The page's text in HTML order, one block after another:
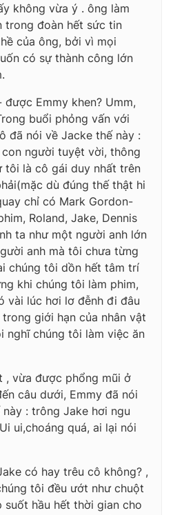
không vừa ý . ông làm
trong đoàn hết sức tin
của ông, bởi vì mọi
có sự thành công lớn
được Emmy khen? Umm,
buổi phỏng vấn với
đã nói về Jacke thế này :
người tuyệt vời, thông
tôi là cô gái duy nhất trên
dù đúng thế thật hi
chỉ có Mark Gordon-
Roland, Jake, Dennis
ta như một người anh lớn
anh mà tôi chưa từng
chúng tôi dồn hết tâm trí
khi chúng tôi làm phim,
vài lúc hơi lơ đễnh đi đâu
giới hạn của nhân vật
nghĩ chúng tôi làm việc ăn
, vừa được phổng mũi ở
câu dưới, Emmy đã nói
: trông Jake hơi ngu
ui,choáng quá, ai lại nói
có hay trêu cô không? ,
tôi đều ướt như chuột
suốt hầu hết thời gian cho